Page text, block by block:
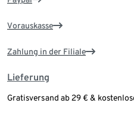
Vorauskasse
Zahlung in der Filiale
Lieferung
Gratisversand ab 29 € &